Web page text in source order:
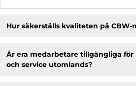
Hur säkerställs kvaliteten på CBW-
Är era medarbetare tillgängliga för
och service utomlands?